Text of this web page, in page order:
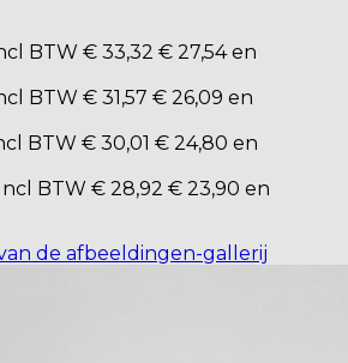
BTW € 33,32 € 27,54 en
BTW € 31,57 € 26,09 en
BTW € 30,01 € 24,80 en
Incl BTW € 28,92 € 23,90 en
de afbeeldingen-gallerij